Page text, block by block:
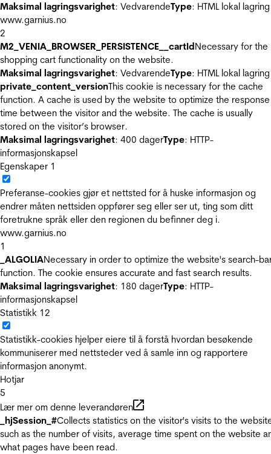
Maksimal lagringsvarighet: VedvarendeType: HTML lokal lagring
www.garnius.no
2
M2_VENIA_BROWSER_PERSISTENCE__cartIdNecessary for the
shopping cart functionality on the website.
Maksimal lagringsvarighet: VedvarendeType: HTML lokal lagring
private_content_versionThis cookie is necessary for the cache
function. A cache is used by the website to optimize the response
time between the visitor and the website. The cache is usually
stored on the visitor’s browser.
Maksimal lagringsvarighet: 400 dagerType: HTTP-
informasjonskapsel
Egenskaper 1
Preferanse-cookies gjør et nettsted for å huske informasjon og
endrer måten nettsiden oppfører seg eller ser ut, ting som ditt
foretrukne språk eller den regionen du befinner deg i.
www.garnius.no
1
_ALGOLIANecessary in order to optimize the website's search-
function. The cookie ensures accurate and fast search results.
Maksimal lagringsvarighet: 180 dagerType: HTTP-
informasjonskapsel
Statistikk 12
Statistikk-cookies hjelper eiere til å forstå hvordan besøkende
kommuniserer med nettsteder ved å samle inn og rapportere
informasjon anonymt.
Hotjar
5
Lær mer om denne leverandøren
_hjSession_#Collects statistics on the visitor's visits to the
such as the number of visits, average time spent on the website
what pages have been read.